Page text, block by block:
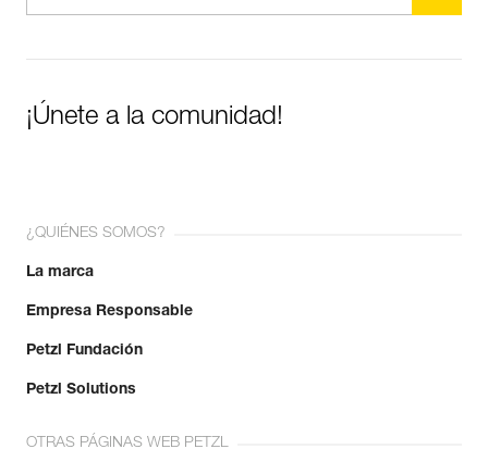
¡Únete a la comunidad!
¿QUIÉNES SOMOS?
La marca
Empresa Responsable
Petzl Fundación
Petzl Solutions
OTRAS PÁGINAS WEB PETZL